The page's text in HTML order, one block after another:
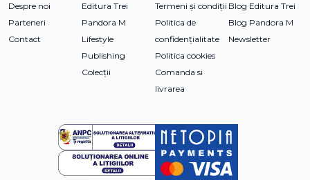
Despre noi
Parteneri
Contact
Editura Trei
Pandora M
Lifestyle
Publishing
Colecții
Termeni și condiții
Politica de
confidențialitate
Politica cookies
Comanda si
livrarea
Blog Editura Trei
Blog Pandora M
Newsletter